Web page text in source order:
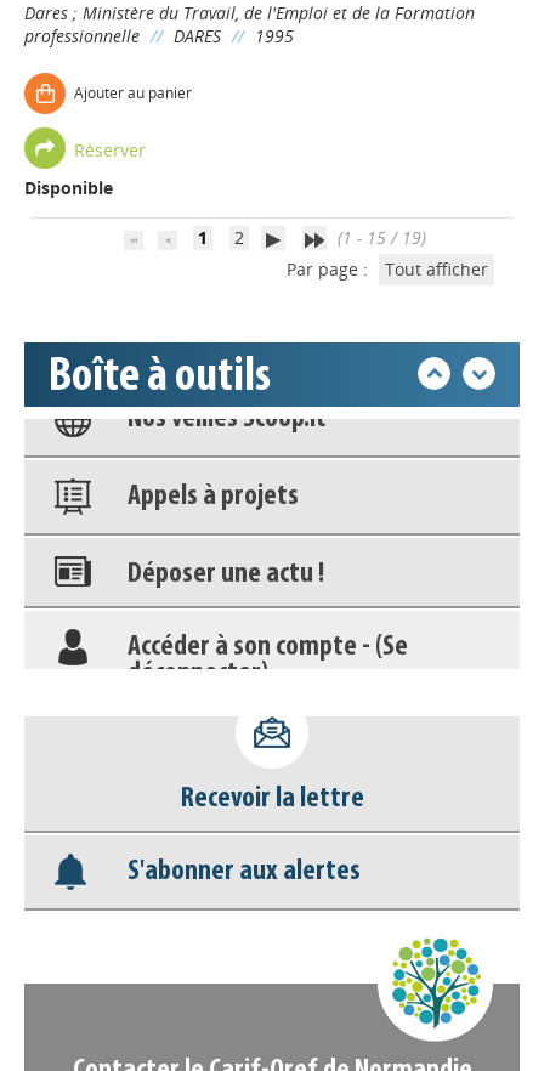
Dares ; Ministère du Travail, de l'Emploi et de la Formation
professionnelle // DARES // 1995
Ajouter au panier
Réserver
Disponible
1 2
(1 - 15 / 19)
Par page :
Tout afficher
Boîte à outils
déconnecter)
Nos veilles Scoop.it
Appels à projets
Déposer une actu !
Accéder à son compte - (Se
déconnecter)
Nos veilles Scoop.it
Appels à projets
Recevoir la lettre
S'abonner aux alertes